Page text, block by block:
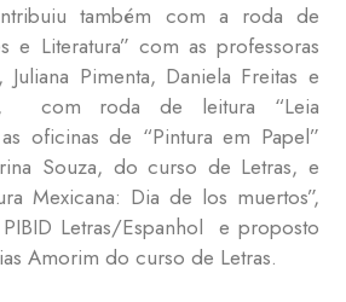
também com a roda de
e Literatura” com as professoras
Pimenta, Daniela Freitas e
com roda de leitura “Leia
oficinas de “Pintura em Papel”
Souza, do curso de Letras, e
Mexicana: Dia de los muertos”,
Letras/Espanhol e proposto
Amorim do curso de Letras.